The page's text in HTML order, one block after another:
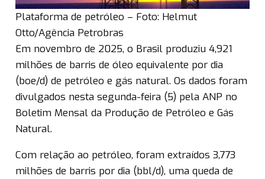
Plataforma de petróleo – Foto: Helmut
Otto/Agência Petrobras
Em novembro de 2025, o Brasil produziu 4,921
milhões de barris de óleo equivalente por dia
(boe/d) de petróleo e gás natural. Os dados foram
divulgados nesta segunda-feira (5) pela ANP no
Boletim Mensal da Produção de Petróleo e Gás
Natural.
Com relação ao petróleo, foram extraídos 3,773
milhões de barris por dia (bbl/d), uma queda de